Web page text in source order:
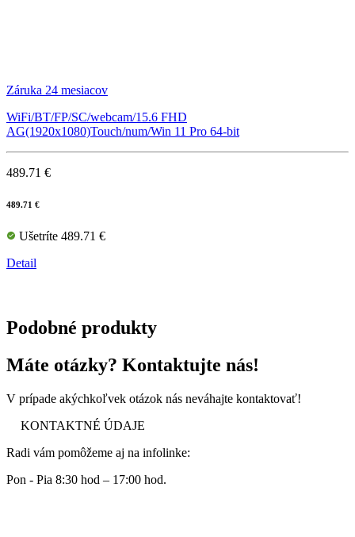
Záruka 24 mesiacov
WiFi/BT/FP/SC/webcam/15.6 FHD
AG(1920x1080)Touch/num/Win 11 Pro 64-bit
489.71 €
489.71 €
Ušetríte 489.71 €
Detail
Podobné produkty
Máte otázky? Kontaktujte nás!
V prípade akýchkoľvek otázok nás neváhajte kontaktovať!
KONTAKTNÉ ÚDAJE
Radi vám pomôžeme aj na infolinke:
Pon - Pia 8:30 hod – 17:00 hod.